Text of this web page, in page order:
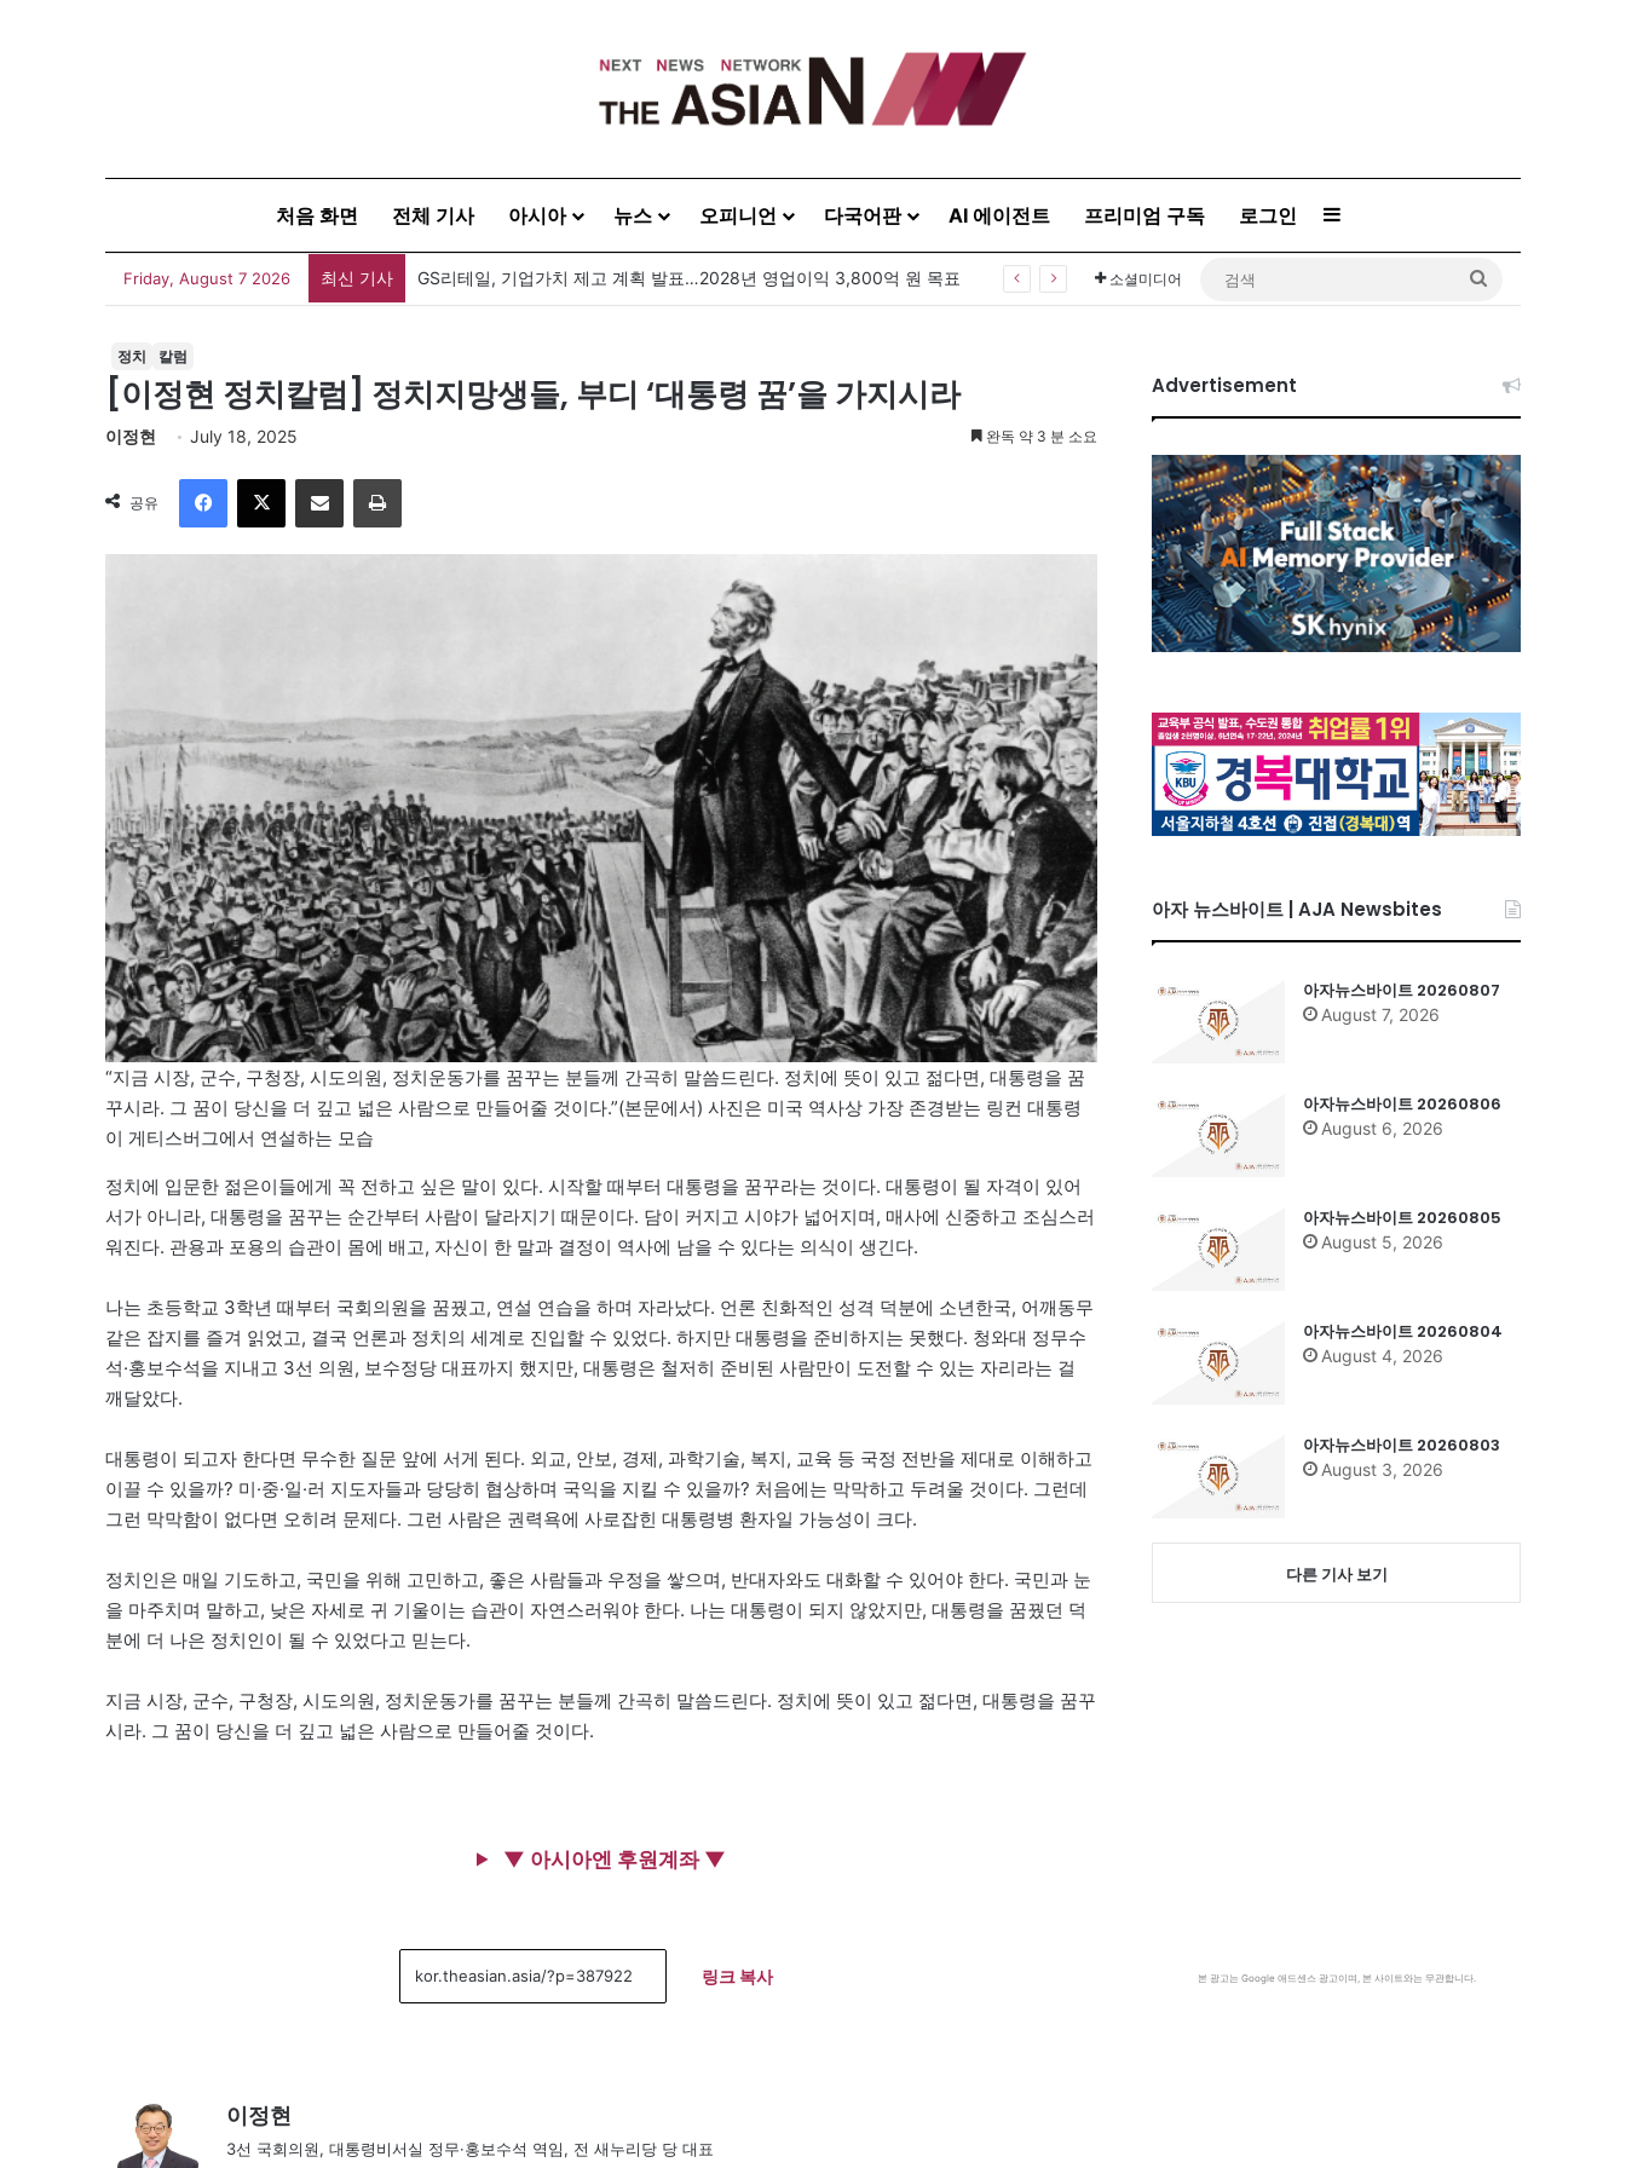
처음 화면 전체 기사 아시아 뉴스 오피니언 다국어판 AI 에이전트 프리미엄 구독 로그인 Sidebar
Friday, August 7 2026 최신 기사 GS리테일, 기업가치 제고 계획 발표…2028년 영업이익 3,800억 원 목표 소셜미디어
정치 칼럼
[이정현 정치칼럼] 정치지망생들, 부디 ‘대통령 꿈’을 가지시라
이정현 July 18, 2025 완독 약 3 분 소요
공유
Facebook
X 이메일 인쇄
“지금 시장, 군수, 구청장, 시도의원, 정치운동가를 꿈꾸는 분들께 간곡히 말씀드린다. 정치에 뜻이 있고 젊다면, 대통령을 꿈
꾸시라. 그 꿈이 당신을 더 깊고 넓은 사람으로 만들어줄 것이다.”(본문에서) 사진은 미국 역사상 가장 존경받는 링컨 대통령
이 게티스버그에서 연설하는 모습
정치에 입문한 젊은이들에게 꼭 전하고 싶은 말이 있다. 시작할 때부터 대통령을 꿈꾸라는 것이다. 대통령이 될 자격이 있어
서가 아니라, 대통령을 꿈꾸는 순간부터 사람이 달라지기 때문이다. 담이 커지고 시야가 넓어지며, 매사에 신중하고 조심스러
워진다. 관용과 포용의 습관이 몸에 배고, 자신이 한 말과 결정이 역사에 남을 수 있다는 의식이 생긴다.
나는 초등학교 3학년 때부터 국회의원을 꿈꿨고, 연설 연습을 하며 자라났다. 언론 친화적인 성격 덕분에 소년한국, 어깨동무
같은 잡지를 즐겨 읽었고, 결국 언론과 정치의 세계로 진입할 수 있었다. 하지만 대통령을 준비하지는 못했다. 청와대 정무수
석·홍보수석을 지내고 3선 의원, 보수정당 대표까지 했지만, 대통령은 철저히 준비된 사람만이 도전할 수 있는 자리라는 걸
깨달았다.
대통령이 되고자 한다면 무수한 질문 앞에 서게 된다. 외교, 안보, 경제, 과학기술, 복지, 교육 등 국정 전반을 제대로 이해하고
이끌 수 있을까? 미·중·일·러 지도자들과 당당히 협상하며 국익을 지킬 수 있을까? 처음에는 막막하고 두려울 것이다. 그런데
그런 막막함이 없다면 오히려 문제다. 그런 사람은 권력욕에 사로잡힌 대통령병 환자일 가능성이 크다.
정치인은 매일 기도하고, 국민을 위해 고민하고, 좋은 사람들과 우정을 쌓으며, 반대자와도 대화할 수 있어야 한다. 국민과 눈
을 마주치며 말하고, 낮은 자세로 귀 기울이는 습관이 자연스러워야 한다. 나는 대통령이 되지 않았지만, 대통령을 꿈꿨던 덕
분에 더 나은 정치인이 될 수 있었다고 믿는다.
지금 시장, 군수, 구청장, 시도의원, 정치운동가를 꿈꾸는 분들께 간곡히 말씀드린다. 정치에 뜻이 있고 젊다면, 대통령을 꿈꾸
시라. 그 꿈이 당신을 더 깊고 넓은 사람으로 만들어줄 것이다.
▼ 아시아엔 후원계좌 ▼
링크 복사
이정현
3선 국회의원, 대통령비서실 정무·홍보수석 역임, 전 새누리당 당 대표
Advertisement
아자 뉴스바이트 | AJA Newsbites
아자뉴스바이트 20260807
August 7, 2026
아자뉴스바이트 20260806
August 6, 2026
아자뉴스바이트 20260805
August 5, 2026
아자뉴스바이트 20260804
August 4, 2026
아자뉴스바이트 20260803
August 3, 2026
다른 기사 보기
본 광고는 Google 애드센스 광고이며, 본 사이트와는 무관합니다.